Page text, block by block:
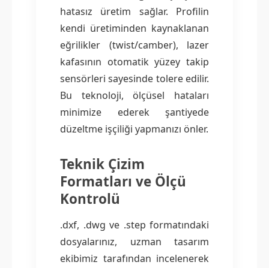
hatasız üretim sağlar. Profilin
kendi üretiminden kaynaklanan
eğrilikler (twist/camber), lazer
kafasının otomatik yüzey takip
sensörleri sayesinde tolere edilir.
Bu teknoloji, ölçüsel hataları
minimize ederek şantiyede
düzeltme işçiliği yapmanızı önler.
Teknik Çizim
Formatları ve Ölçü
Kontrolü
.dxf, .dwg ve .step formatındaki
dosyalarınız, uzman tasarım
ekibimiz tarafından incelenerek